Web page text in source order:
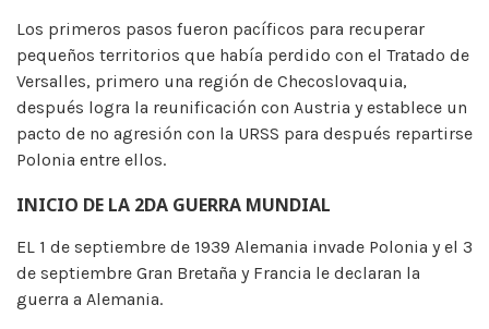
Los primeros pasos fueron pacíficos para recuperar
pequeños territorios que había perdido con el Tratado de
Versalles, primero una región de Checoslovaquia,
después logra la reunificación con Austria y establece un
pacto de no agresión con la URSS para después repartirse
Polonia entre ellos.
INICIO DE LA 2DA GUERRA MUNDIAL
EL 1 de septiembre de 1939 Alemania invade Polonia y el 3
de septiembre Gran Bretaña y Francia le declaran la
guerra a Alemania.